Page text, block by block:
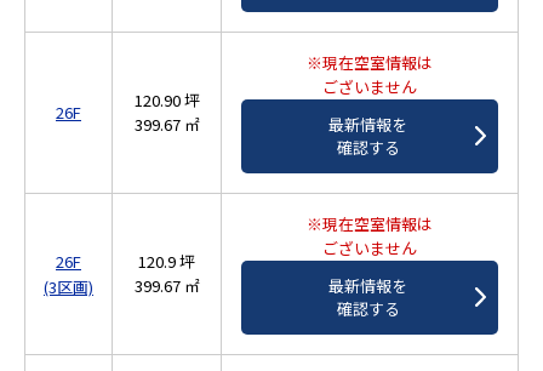
26F
120.90 坪
399.67 ㎡
※現在空室情報は
ございません
最新情報を
確認する
26F
(3区画)
120.9 坪
399.67 ㎡
※現在空室情報は
ございません
最新情報を
確認する